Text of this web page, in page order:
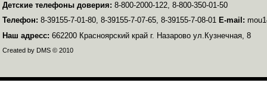
Детские телефоны доверия: 8-800-2000-122, 8-800-350-01-50
Телефон: 8-39155-7-01-80, 8-39155-7-07-65, 8-39155-7-08-01 E-mail:
Наш адресс: 662200 Красноярский край г. Назарово ул.Кузнечная, 8
Created by DMS © 2010